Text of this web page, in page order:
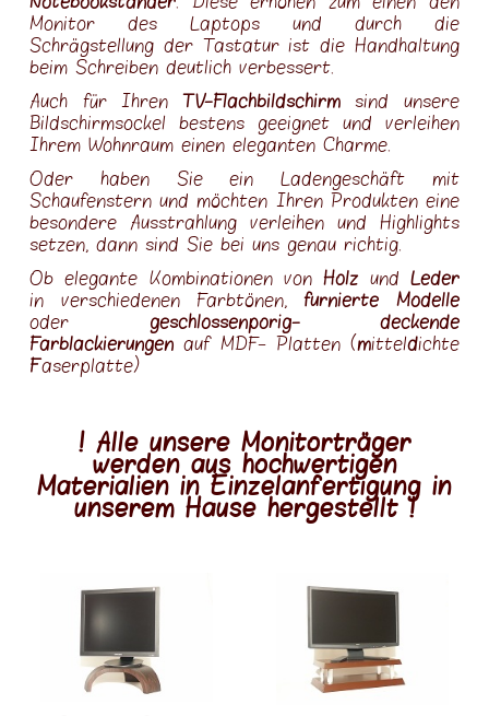
Monitor des Laptops und durch die
Schrägstellung der Tastatur ist die Handhaltung
beim Schreiben deutlich verbessert.
Auch für IhrenTV-Flachbildschirm sind unsere
Bildschirmsockel bestens geeignet und verleihen
Ihrem Wohnraum einen eleganten Charme.
Oder haben Sie ein Ladengeschäft mit
Schaufenstern und möchten Ihren Produkten eine
besondere Ausstrahlung verleihen und Highlights
setzen, dann sind Sie bei uns genau richtig.
Ob elegante Kombinationen vonHolzund Leder
in verschiedenen Farbtönen,furnierte Modelle
oder geschlossenporig- deckende
Farblackierungen auf MDF- Platten (mitteldichte
Faserplatte)
! Alle unsere Monitorträger
werden aus hochwertigen
Materialien in Einzelanfertigung in
unserem Hause hergestellt !